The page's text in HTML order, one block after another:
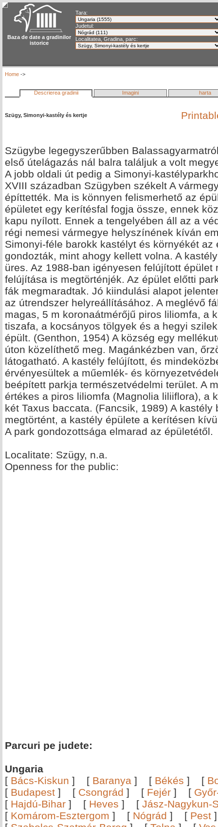
Baza de date a gradinilor
istorice
Tara:
Judetul:
Localitatea, Gradina, parc:
Home ->
Descrierea gradinii Imagini harta
Szügy, Simonyi-kastély és kertje
Szügybe legegyszerűbben
első útelágazás nál balra találjuk a volt
A jobb oldali út pedig a Simonyi-
XVIII században Szügyben székelt A
építtették. Ma is könnyen felismerhető az
épületet egy kerítésfal fogja össze, ennek
kapu nyílott. Ennek a tengelyében áll az a
régi nemesi vármegye helyszínének kíván
Simonyi-féle barokk kastélyt és környékét
gondozták, mint ahogy kellett volna. A
üres. Az 1988-ban igényesen felújított épület
felújítása is megtörténjék. Az épület előtti
fák megmaradtak. Jó kiindulási alapot
az útrendszer helyreállításához. A meglévő
magas, 5 m koronaátmérőjű piros liliomfa, a
tiszafa, a kocsányos tölgyek és a hegyi
épült. (Genthon, 1954) A község egy
úton közelíthető meg. Magánkézben van,
látogatható. A kastély felújított, és
érvényesültek a műemlék- és
beépített parkja természetvédelmi terület. A
értékes a piros liliomfa (Magnolia liliiflora), a
két Taxus baccata. (Fancsik, 1989) A
megtörtént, a kastély épülete a kerítésen
A park gondozottsága elmarad az épületétől.
Localitate: Szügy, n.a.
Openness for the public:
Parcuri pe judete:
Ungaria
[ Bács-Kiskun ] [ Baranya ] [ Békés ] [
[ Budapest ] [ Csongrád ] [ Fejér ] [
[ Hajdú-Bihar ] [ Heves ] [ Jász-Nagykun-
[ Komárom-Esztergom ] [ Nógrád ] [ Pest